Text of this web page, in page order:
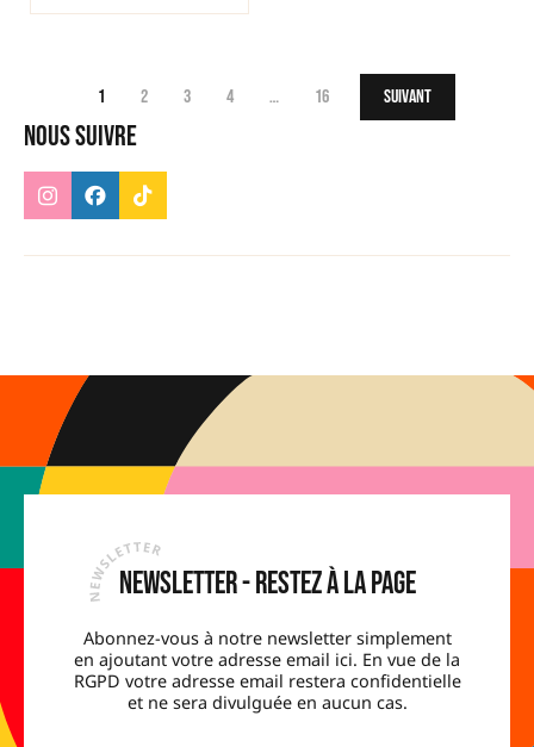
Nous suivre
1 2 3 4 … 16 Suivant
Newsletter - Restez à la page
Abonnez-vous à notre newsletter simplement
en ajoutant votre adresse email ici. En vue de la
RGPD votre adresse email restera confidentielle
et ne sera divulguée en aucun cas.